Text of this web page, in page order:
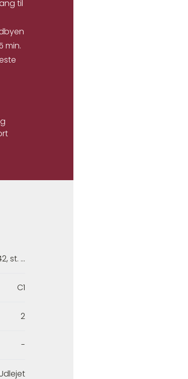
til
min.
Nordre Teglkaj 42, st. tv.
C1
2
-